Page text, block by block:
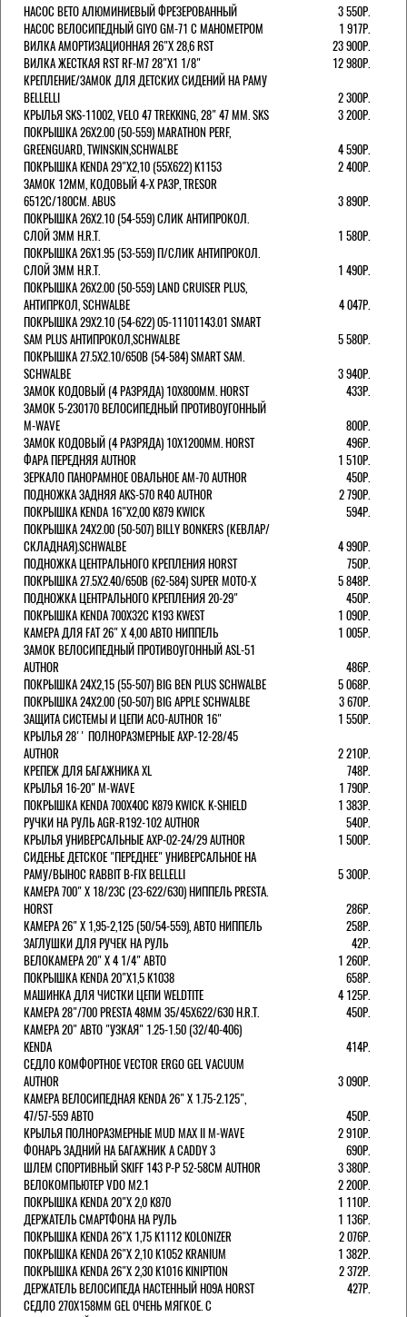
НАСОС BETO АЛЮМИНИЕВЫЙ ФРЕЗЕРОВАННЫЙ
3 550Р.
НАСОС ВЕЛОСИПЕДНЫЙ GIYO GM-71 С МАНОМЕТРОМ
1 917Р.
ВИЛКА АМОРТИЗАЦИОННАЯ 26"Х 28,6 RST
23 900Р.
ВИЛКА ЖЕСТКАЯ RST RF-M7 28"Х1 1/8"
12 980Р.
КРЕПЛЕНИЕ/ЗАМОК ДЛЯ ДЕТСКИХ СИДЕНИЙ НА РАМУ
BELLELLI
2 300Р.
КРЫЛЬЯ SKS-11002, VELO 47 TREKKING, 28" 47 ММ. SKS
3 200Р.
ПОКРЫШКА 26X2.00 (50-559) MARATHON PERF,
GREENGUARD, TWINSKIN,SCHWALBE
4 590Р.
ПОКРЫШКА KENDA 29"Х2,10 (55X622) K1153
2 400Р.
ЗАМОК 12ММ, КОДОВЫЙ 4-Х РАЗР, TRESOR
6512C/180СМ. ABUS
3 890Р.
ПОКРЫШКА 26X2.10 (54-559) СЛИК АНТИПРОКОЛ.
СЛОЙ 3ММ H.R.T.
1 580Р.
ПОКРЫШКА 26X1.95 (53-559) П/СЛИК АНТИПРОКОЛ.
СЛОЙ 3ММ H.R.T.
1 490Р.
ПОКРЫШКА 26X2.00 (50-559) LAND CRUISER PLUS,
АНТИПРКОЛ, SCHWALBE
4 047Р.
ПОКРЫШКА 29X2.10 (54-622) 05-11101143.01 SMART
SAM PLUS АНТИПРОКОЛ,SCHWALBE
5 580Р.
ПОКРЫШКА 27.5X2.10/650B (54-584) SMART SAM.
SCHWALBE
3 940Р.
ЗАМОК КОДОВЫЙ (4 РАЗРЯДА) 10Х800ММ. HORST
433Р.
ЗАМОК 5-230170 ВЕЛОСИПЕДНЫЙ ПРОТИВОУГОННЫЙ
M-WAVE
800Р.
ЗАМОК КОДОВЫЙ (4 РАЗРЯДА) 10Х1200ММ. HORST
496Р.
ФАРА ПЕРЕДНЯЯ AUTHOR
1 510Р.
ЗЕРКАЛО ПАНОРАМНОЕ ОВАЛЬНОЕ AM-70 AUTHOR
450Р.
ПОДНОЖКА ЗАДНЯЯ AKS-570 R40 AUTHOR
2 790Р.
ПОКРЫШКА KENDA 16"Х2,00 K879 KWICK
594Р.
ПОКРЫШКА 24X2.00 (50-507) BILLY BONKERS (КЕВЛАР/
СКЛАДНАЯ).SCHWALBE
4 990Р.
ПОДНОЖКА ЦЕНТРАЛЬНОГО КРЕПЛЕНИЯ HORST
750Р.
ПОКРЫШКА 27.5X2.40/650B (62-584) SUPER MOTO-X
5 848Р.
ПОДНОЖКА ЦЕНТРАЛЬНОГО КРЕПЛЕНИЯ 20-29"
450Р.
ПОКРЫШКА KENDA 700Х32С K193 KWEST
1 090Р.
КАМЕРА ДЛЯ FAT 26" X 4,00 АВТО НИППЕЛЬ
1 005Р.
ЗАМОК ВЕЛОСИПЕДНЫЙ ПРОТИВОУГОННЫЙ ASL-51
AUTHOR
486Р.
ПОКРЫШКА 24X2,15 (55-507) BIG BEN PLUS SCHWALBE
5 068Р.
ПОКРЫШКА 24X2.00 (50-507) BIG APPLE SCHWALBE
3 670Р.
ЗАЩИТА СИСТЕМЫ И ЦЕПИ ACO-AUTHOR 16"
1 550Р.
КРЫЛЬЯ 28'' ПОЛНОРАЗМЕРНЫЕ AXP-12-28/45
AUTHOR
2 210Р.
КРЕПЕЖ ДЛЯ БАГАЖНИКА XL
748Р.
КРЫЛЬЯ 16-20" M-WAVE
1 790Р.
ПОКРЫШКА KENDA 700Х40С K879 KWICK. K-SHIELD
1 383Р.
РУЧКИ НА РУЛЬ AGR-R192-102 AUTHOR
540Р.
КРЫЛЬЯ УНИВЕРСАЛЬНЫЕ AXP-02-24/29 AUTHOR
1 500Р.
СИДЕНЬЕ ДЕТСКОЕ "ПЕРЕДНЕЕ" УНИВЕРСАЛЬНОЕ НА
РАМУ/ВЫНОС RABBIT B-FIX BELLELLI
5 300Р.
КАМЕРА 700" Х 18/23C (23-622/630) НИППЕЛЬ PRESTA.
HORST
286Р.
КАМЕРА 26" X 1,95-2,125 (50/54-559), АВТО НИППЕЛЬ
258Р.
ЗАГЛУШКИ ДЛЯ РУЧЕК НА РУЛЬ
42Р.
ВЕЛОКАМЕРА 20" Х 4 1/4" АВТО
1 260Р.
ПОКРЫШКА KENDA 20"Х1,5 K1038
658Р.
МАШИНКА ДЛЯ ЧИСТКИ ЦЕПИ WELDTITE
4 125Р.
КАМЕРА 28"/700 PRESTA 48ММ 35/45Х622/630 H.R.T.
450Р.
КАМЕРА 20" АВТО "УЗКАЯ" 1.25-1.50 (32/40-406)
KENDA
414Р.
СЕДЛО КОМФОРТНОЕ VECTOR ERGO GEL VACUUM
AUTHOR
3 090Р.
КАМЕРА ВЕЛОСИПЕДНАЯ KENDA 26" Х 1.75-2.125",
47/57-559 АВТО
450Р.
КРЫЛЬЯ ПОЛНОРАЗМЕРНЫЕ MUD MAX II M-WAVE
2 910Р.
ФОНАРЬ ЗАДНИЙ НА БАГАЖНИК A CADDY 3
690Р.
ШЛЕМ СПОРТИВНЫЙ SKIFF 143 Р-Р 52-58СМ AUTHOR
3 380Р.
ВЕЛОКОМПЬЮТЕР VDO M2.1
2 200Р.
ПОКРЫШКА KENDA 20"Х 2,0 K870
1 110Р.
ДЕРЖАТЕЛЬ СМАРТФОНА НА РУЛЬ
1 136Р.
ПОКРЫШКА KENDA 26"Х 1,75 K1112 KOLONIZER
2 076Р.
ПОКРЫШКА KENDA 26"Х 2,10 K1052 KRANIUM
1 382Р.
ПОКРЫШКА KENDA 26"Х 2,30 K1016 KINIPTION
2 372Р.
ДЕРЖАТЕЛЬ ВЕЛОСИПЕДА НАСТЕННЫЙ H09A HORST
427Р.
СЕДЛО 270Х158ММ GEL ОЧЕНЬ МЯГКОЕ. С